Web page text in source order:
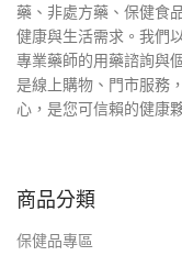
藥、非處方藥、保健食
健康與生活需求。我們
專業藥師的用藥諮詢與
是線上購物、門市服務
心，是您可信賴的健康
商品分類
保健品專區